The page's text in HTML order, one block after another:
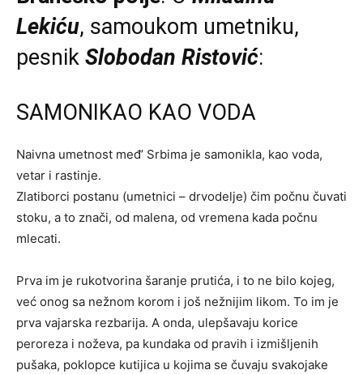
Lekiću, samoukom umetniku,
pesnik Slobodan Ristović:
SAMONIKAO KAO VODA
Naivna umetnost međ’ Srbima je samonikla, kao voda,
vetar i rastinje.
Zlatiborci postanu (umetnici – drvodelje) čim počnu čuvati
stoku, a to znači, od malena, od vremena kada počnu
mlecati.
Prva im je rukotvorina šaranje prutića, i to ne bilo kojeg,
već onog sa nežnom korom i još nežnijim likom. To im je
prva vajarska rezbarija. A onda, ulepšavaju korice
peroreza i noževa, pa kundaka od pravih i izmišljenih
pušaka, poklopce kutijica u kojima se čuvaju svakojake